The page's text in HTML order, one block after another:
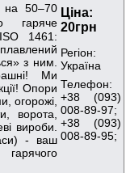
на 50–70
гаряче
1461:
з ним.
Ми
Опори
огорожі,
ворота,
вироби.
- ваш
Ціна:
20грн
Регіон:
Україна
Телефон:
+38 (093)
008-89-97;
+38 (093)
008-89-95;